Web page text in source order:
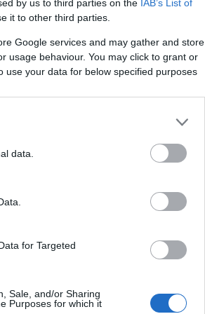
by us to third parties on the IAB’s List of
it to other third parties.
Google services and may gather and store
usage behaviour. You may click to grant or
your data for below specified purposes
data.
for Targeted
Sale, and/or Sharing
Purposes for which it